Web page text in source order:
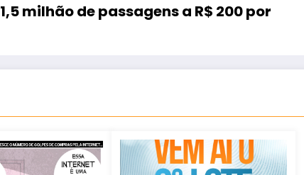
milhão de passagens a R$ 200 por